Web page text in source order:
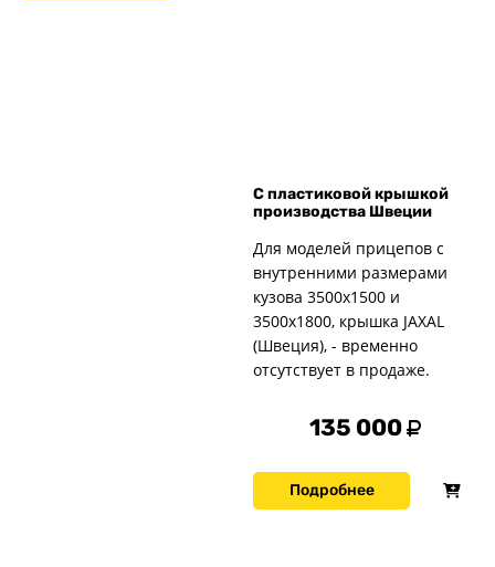
С пластиковой крышкой
производства Швеции
Для моделей прицепов с
внутренними размерами
кузова 3500х1500 и
3500х1800, крышка JAXAL
(Швеция), - временно
отсутствует в продаже.
135 000
Подробнее